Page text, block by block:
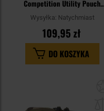
Competition Utility Pouch
Coyote
Wysyłka: Natychmiast
109,95 zł
DO KOSZYKA